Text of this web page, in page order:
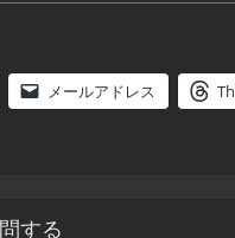
メールアドレス
する